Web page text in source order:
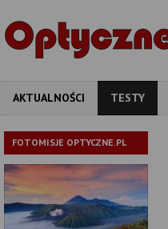
AKTUALNOŚCI TESTY
FOTOMISJE OPTYCZNE.PL